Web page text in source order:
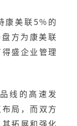
康美联5%的
方为康美联
盛企业管理
线的高速发
局，而双方
拓展和强化